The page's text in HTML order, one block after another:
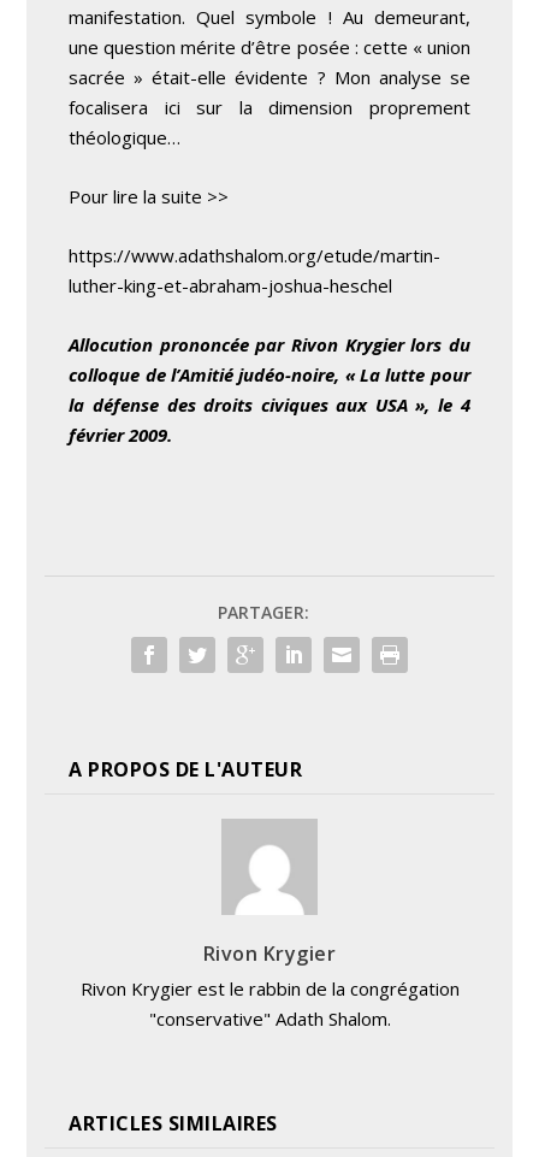
manifestation. Quel symbole ! Au demeurant,
une question mérite d’être posée : cette « union
sacrée » était-elle évidente ? Mon analyse se
focalisera ici sur la dimension proprement
théologique…
Pour lire la suite >>
https://www.adathshalom.org/etude/martin-
luther-king-et-abraham-joshua-heschel
Allocution prononcée par Rivon Krygier lors du
colloque de l’Amitié judéo-noire, « La lutte pour
la défense des droits civiques aux USA », le 4
février 2009.
PARTAGER:
A PROPOS DE L'AUTEUR
Rivon Krygier
Rivon Krygier est le rabbin de la congrégation
"conservative" Adath Shalom.
ARTICLES SIMILAIRES